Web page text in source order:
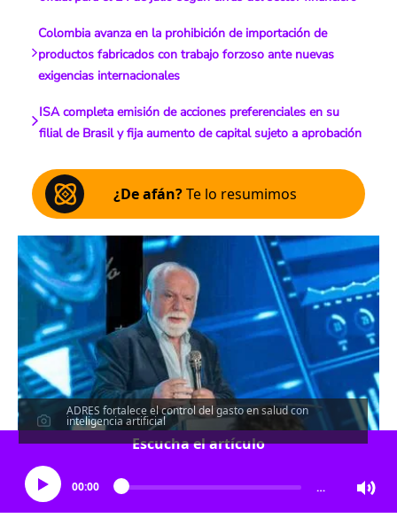
Colombia avanza en la prohibición de importación de
productos fabricados con trabajo forzoso ante nuevas
exigencias internacionales
ISA completa emisión de acciones preferenciales en su
filial de Brasil y fija aumento de capital sujeto a aprobación
¿De afán?Te lo resumimos
ADRES fortalece el control del gasto en salud con
inteligencia artificial
Escucha el artículo
00:00 …